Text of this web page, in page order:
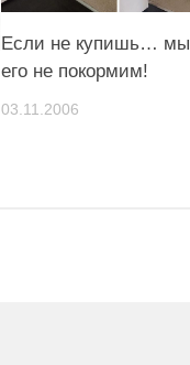
Если не купишь… мы
его не покормим!
03.11.2006